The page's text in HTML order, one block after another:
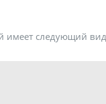
имеет следующий